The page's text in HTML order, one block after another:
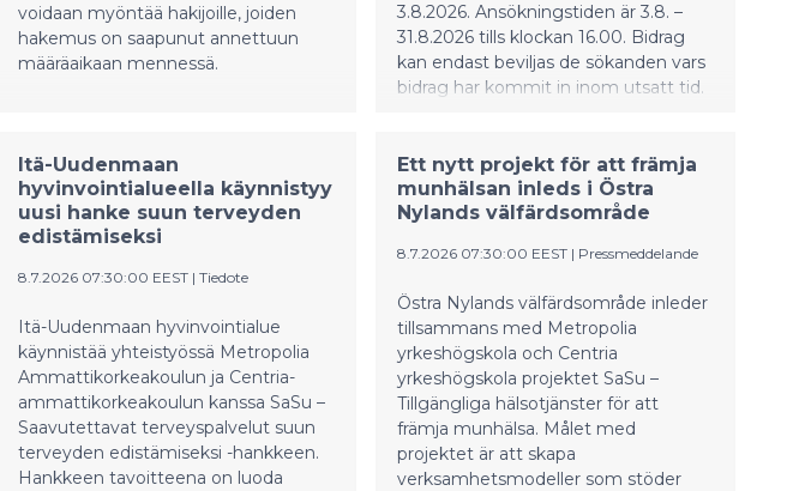
voidaan myöntää hakijoille, joiden
hakemus on saapunut annettuun
määräaikaan mennessä.
3.8.2026. Ansökningstiden är 3.8. –
31.8.2026 tills klockan 16.00. Bidrag
kan endast beviljas de sökanden vars
bidrag har kommit in inom utsatt tid.
Itä-Uudenmaan
hyvinvointialueella käynnistyy
uusi hanke suun terveyden
edistämiseksi
8.7.2026 07:30:00 EEST | Tiedote
Itä-Uudenmaan hyvinvointialue
käynnistää yhteistyössä Metropolia
Ammattikorkeakoulun ja Centria-
ammattikorkeakoulun kanssa SaSu –
Saavutettavat terveyspalvelut suun
terveyden edistämiseksi -hankkeen.
Hankkeen tavoitteena on luoda
Ett nytt projekt för att främja
munhälsan inleds i Östra
Nylands välfärdsområde
8.7.2026 07:30:00 EEST | Pressmeddelande
Östra Nylands välfärdsområde inleder
tillsammans med Metropolia
yrkeshögskola och Centria
yrkeshögskola projektet SaSu –
Tillgängliga hälsotjänster för att
främja munhälsa. Målet med
projektet är att skapa
verksamhetsmodeller som stöder